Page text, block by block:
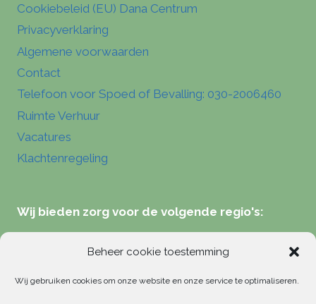
Beheer cookie toestemming
Wij gebruiken cookies om onze website en onze service te optimaliseren.
Cookiebeleid (EU) Dana Centrum
Privacyverklaring
Algemene voorwaarden
Contact
Telefoon voor Spoed of Bevalling: 030-2006460
Ruimte Verhuur
Vacatures
Klachtenregeling
Wij bieden zorg voor de volgende regio's:
Verloskundigen Zeist